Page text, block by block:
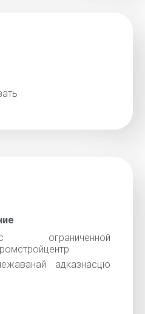
адказнасцю